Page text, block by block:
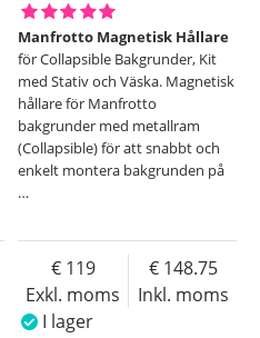
Manfrotto Magnetisk Hållare
för Collapsible Bakgrunder, Kit
med Stativ och Väska. Magnetisk
hållare för Manfrotto
bakgrunder med metallram
(Collapsible) för att snabbt och
enkelt montera bakgrunden på
…
Exkl. moms
119
Inkl. moms
148.75
I lager